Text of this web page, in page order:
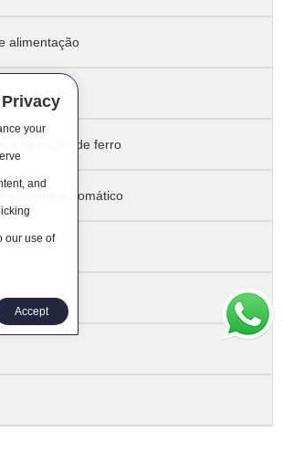
alimentação
transporte
remoção de ferro
controle automático
your
and
our use of
Accept